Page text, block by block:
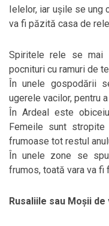
Ielelor, iar uşile se ung
va fi păzită casa de
Spiritele rele se mai
pocnituri cu ramuri de
În unele gospodării
ugerele vacilor, pentru
În Ardeal este
Femeile sunt
frumoase tot restul
În unele zone se
frumos, toată vara va fi
Rusaliile sau Moşii de